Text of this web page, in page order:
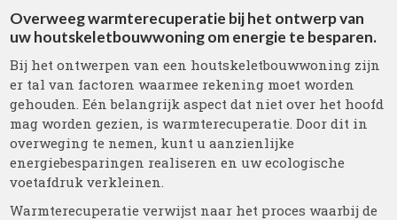
Overweeg warmterecuperatie bij het ontwerp van
uw houtskeletbouwwoning om energie te besparen.
Bij het ontwerpen van een houtskeletbouwwoning zijn
er tal van factoren waarmee rekening moet worden
gehouden. Eén belangrijk aspect dat niet over het hoofd
mag worden gezien, is warmterecuperatie. Door dit in
overweging te nemen, kunt u aanzienlijke
energiebesparingen realiseren en uw ecologische
voetafdruk verkleinen.
Warmterecuperatie verwijst naar het proces waarbij de